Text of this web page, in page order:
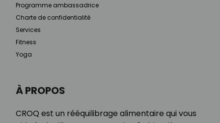
À PROPOS
CROQ est un rééquilibrage alimentaire qui vous
Programme ambassadrice
Charte de confidentialité
Services
Fitness
Yoga